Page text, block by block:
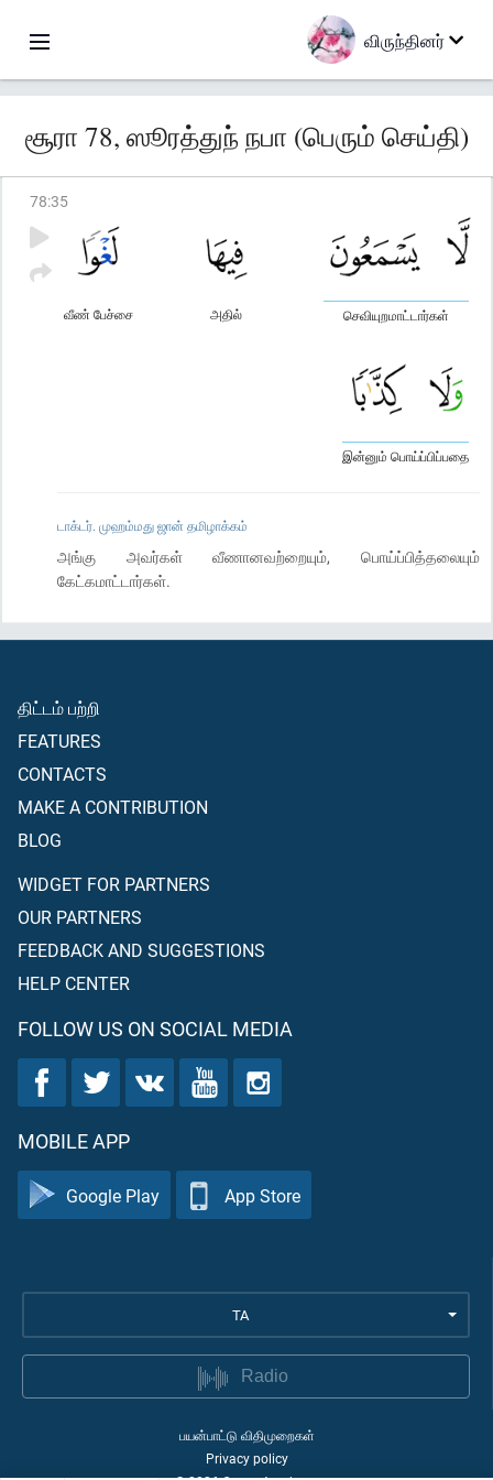
விருந்தினர்
சூரா 78, ஸூரத்துந் நபா (பெரும் செய்தி)
78:35
செவியுறமாட்டார்கள்
அதில்
வீண் பேச்சை
இன்னும் பொய்ப்பிப்பதை
டாக்டர். முஹம்மது ஜான் தமிழாக்கம்
அங்கு அவர்கள் வீணானவற்றையும், பொய்ப்பித்தலையும்
கேட்கமாட்டார்கள்.
திட்டம் பற்றி
FEATURES
CONTACTS
MAKE A CONTRIBUTION
BLOG
WIDGET FOR PARTNERS
OUR PARTNERS
FEEDBACK AND SUGGESTIONS
HELP CENTER
FOLLOW US ON SOCIAL MEDIA
MOBILE APP
Google Play App Store
TA
Radio
பயன்பாட்டு விதிமுறைகள்
Privacy policy